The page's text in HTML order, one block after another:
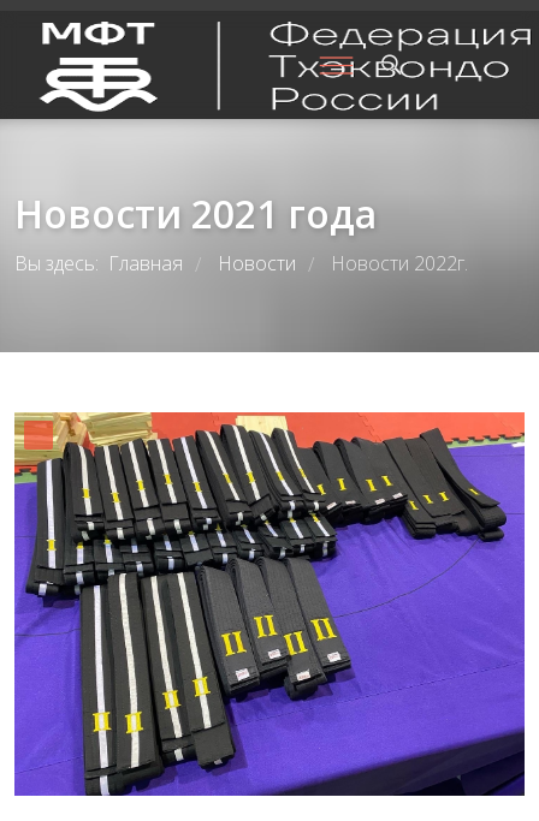
Новости 2021 года
Вы здесь: Главная / Новости / Новости 2022г.